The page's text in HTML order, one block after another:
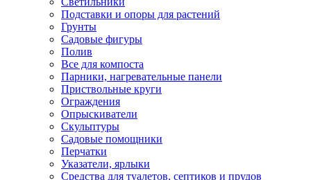
Подставки и опоры для растений
Грунты
Садовые фигуры
Полив
Все для компоста
Парники, нагревательные панели
Приствольные круги
Ограждения
Опрыскиватели
Скульптуры
Садовые помощники
Перчатки
Указатели, ярлыки
Средства для туалетов, септиков и прудов